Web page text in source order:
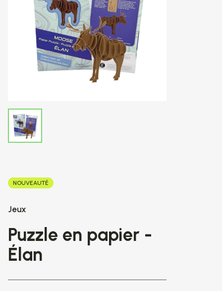
NOUVEAUTÉ
Jeux
Puzzle en papier -
Élan